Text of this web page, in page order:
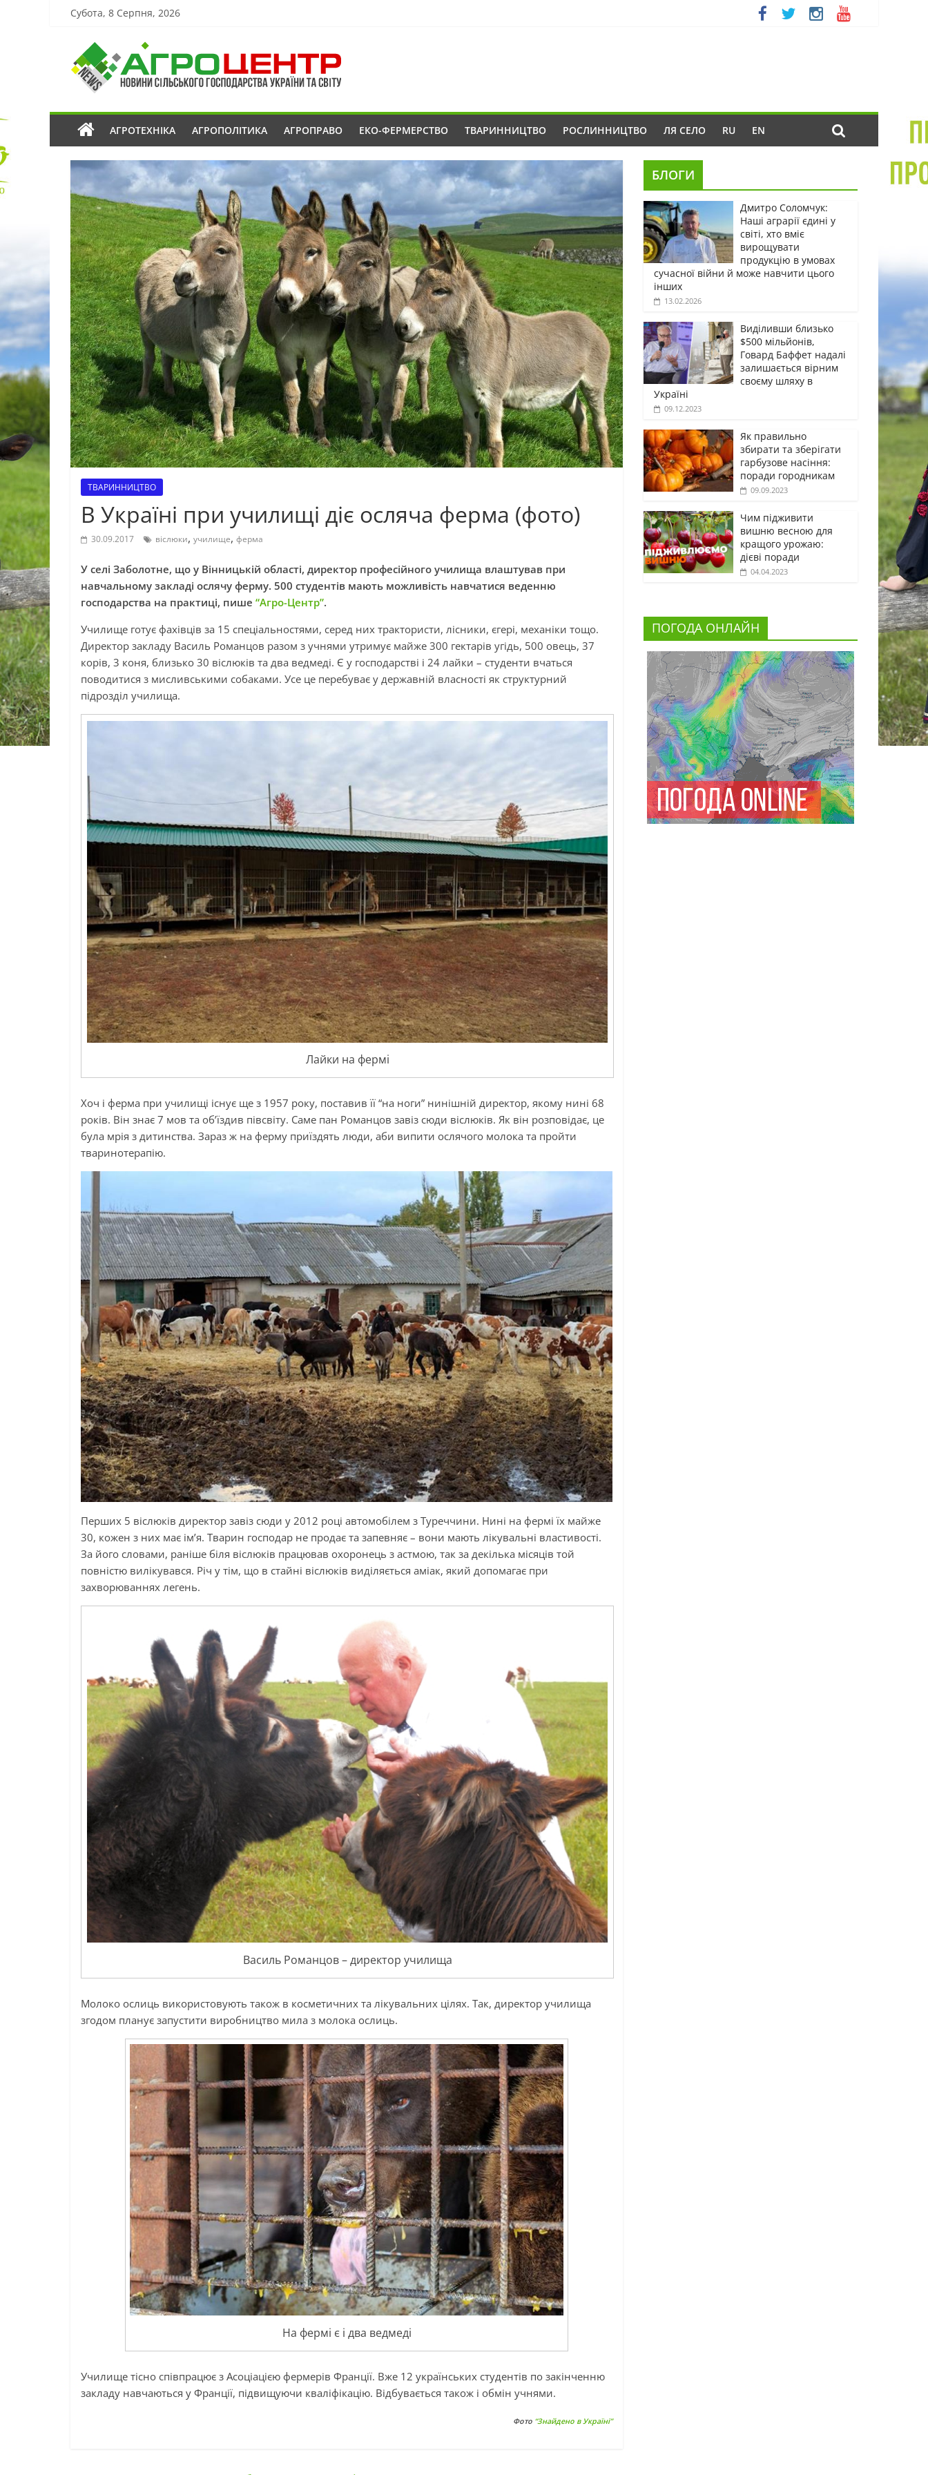
Субота, 8 Серпня, 2026
АГРОТЕХНІКА АГРОПОЛІТИКА АГРОПРАВО ЕКО-ФЕРМЕРСТВО ТВАРИННИЦТВО РОСЛИННИЦТВО ЛЯ СЕЛО RU EN
ТВАРИННИЦТВО
В Україні при училищі діє осляча ферма (фото)
30.09.2017 віслюки, училище, ферма
У селі Заболотне, що у Вінницькій області, директор професійного училища влаштував при
навчальному закладі ослячу ферму. 500 студентів мають можливість навчатися веденню
господарства на практиці, пише “Агро-Центр”.
Училище готує фахівців за 15 спеціальностями, серед них трактористи, лісники, єгері, механіки тощо.
Директор закладу Василь Романцов разом з учнями утримує майже 300 гектарів угідь, 500 овець, 37
корів, 3 коня, близько 30 віслюків та два ведмеді. Є у господарстві і 24 лайки – студенти вчаться
поводитися з мисливськими собаками. Усе це перебуває у державній власності як структурний
підрозділ училища.
Лайки на фермі
Хоч і ферма при училищі існує ще з 1957 року, поставив її “на ноги” нинішній директор, якому нині 68
років. Він знає 7 мов та об’їздив півсвіту. Саме пан Романцов завіз сюди віслюків. Як він розповідає, це
була мрія з дитинства. Зараз ж на ферму приїздять люди, аби випити ослячого молока та пройти
тваринотерапію.
Перших 5 віслюків директор завіз сюди у 2012 році автомобілем з Туреччини. Нині на фермі їх майже
30, кожен з них має ім’я. Тварин господар не продає та запевняє – вони мають лікувальні властивості.
За його словами, раніше біля віслюків працював охоронець з астмою, так за декілька місяців той
повністю вилікувався. Річ у тім, що в стайні віслюків виділяється аміак, який допомагає при
захворюваннях легень.
Василь Романцов – директор училища
Молоко ослиць використовують також в косметичних та лікувальних цілях. Так, директор училища
згодом планує запустити виробництво мила з молока ослиць.
На фермі є і два ведмеді
Училище тісно співпрацює з Асоціацією фермерів Франції. Вже 12 українських студентів по закінченню
закладу навчаються у Франції, підвищуючи кваліфікацію. Відбувається також і обмін учнями.
Фото “Знайдено в Україні”
БЛОГИ
Дмитро Соломчук:
Наші аграрії єдині у
світі, хто вміє
вирощувати
продукцію в умовах
сучасної війни й може навчити цього
інших
13.02.2026
Виділивши близько
$500 мільйонів,
Говард Баффет надалі
залишається вірним
своєму шляху в
Україні
09.12.2023
Як правильно
збирати та зберігати
гарбузове насіння:
поради городникам
09.09.2023
Чим підживити
вишню весною для
кращого урожаю:
дієві поради
04.04.2023
ПОГОДА ОНЛАЙН